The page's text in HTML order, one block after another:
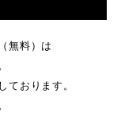
無料）は
ております。